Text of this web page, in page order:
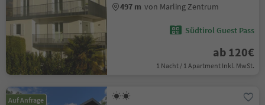
497 m von Marling Zentrum
Südtirol Guest Pass
ab 120€
1 Nacht / 1 Apartment Inkl. MwSt.
Auf Anfrage